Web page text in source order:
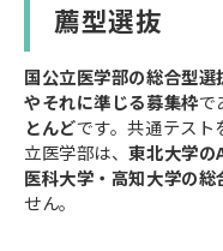
薦型選抜
国公立医学部の総合型
やそれに準じる募集枠で
とんどです。共通テス
立医学部は、東北大学の
医科大学・高知大学の総
せん。